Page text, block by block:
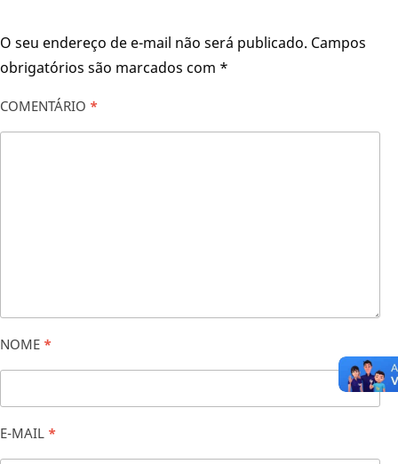
O seu endereço de e-mail não será publicado. Campos
obrigatórios são marcados com *
COMENTÁRIO *
NOME *
E-MAIL *